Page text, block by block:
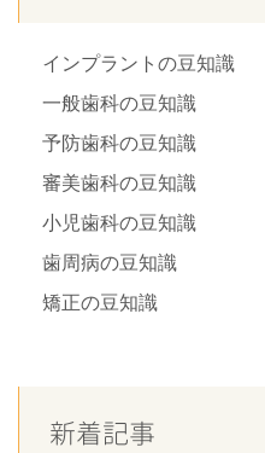
インプラントの豆知識
一般歯科の豆知識
予防歯科の豆知識
審美歯科の豆知識
小児歯科の豆知識
歯周病の豆知識
矯正の豆知識
新着記事